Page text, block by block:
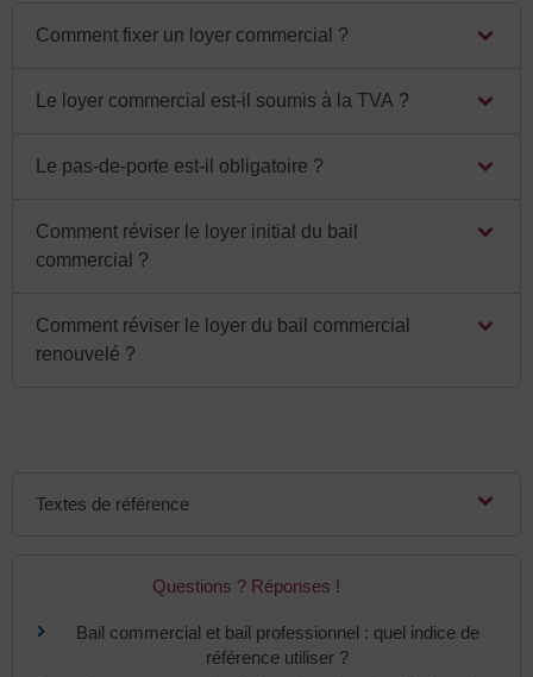
Comment fixer un loyer commercial ?
Le loyer commercial est-il soumis à la TVA ?
Le pas-de-porte est-il obligatoire ?
Comment réviser le loyer initial du bail
commercial ?
Comment réviser le loyer du bail commercial
renouvelé ?
Textes de référence
Questions ? Réponses !
Bail commercial et bail professionnel : quel indice de
référence utiliser ?